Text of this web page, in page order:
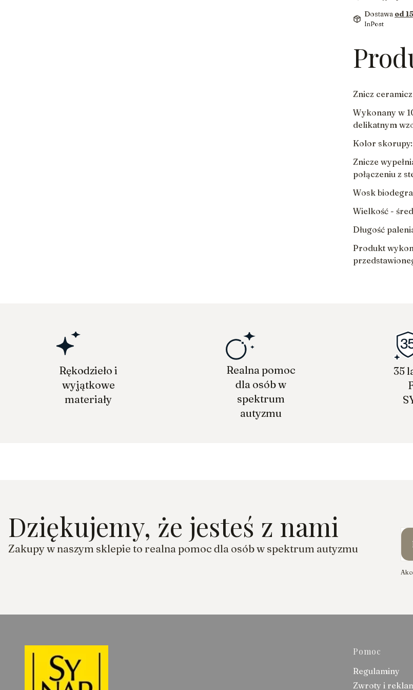
Dostawa od
InPost
Znicz
Wykonany w
delikatnym
Kolor skorupy:
Znicze
połączeniu z
Wosk
Wielkość -
Długość
Produkt
Rękodzieło i
wyjątkowe
materiały
Realna pomoc
dla osób w
spektrum
autyzmu
35
Dziękujemy, że jesteś z nami
Zakupy w naszym sklepie to realna pomoc dla osób w spektrum autyzmu
Linki
Pomoc
Regulaminy
Zwroty i